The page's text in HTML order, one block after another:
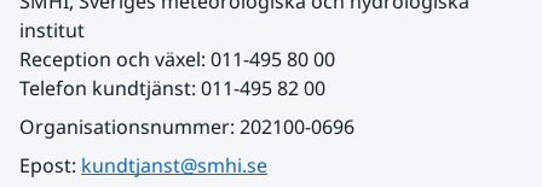
institut
Reception och växel: 011-495 80 00
Telefon kundtjänst: 011-495 82 00
Organisationsnummer: 202100-0696
Epost: kundtjanst@smhi.se